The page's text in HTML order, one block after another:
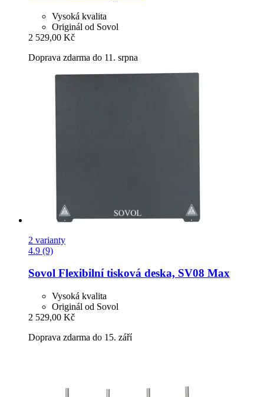
Vysoká kvalita
Originál od Sovol
2 529,00 Kč
Doprava zdarma do 11. srpna
2 varianty
4.9 (9)
Sovol Flexibilní tisková deska, SV08 Max
Vysoká kvalita
Originál od Sovol
2 529,00 Kč
Doprava zdarma do 15. září